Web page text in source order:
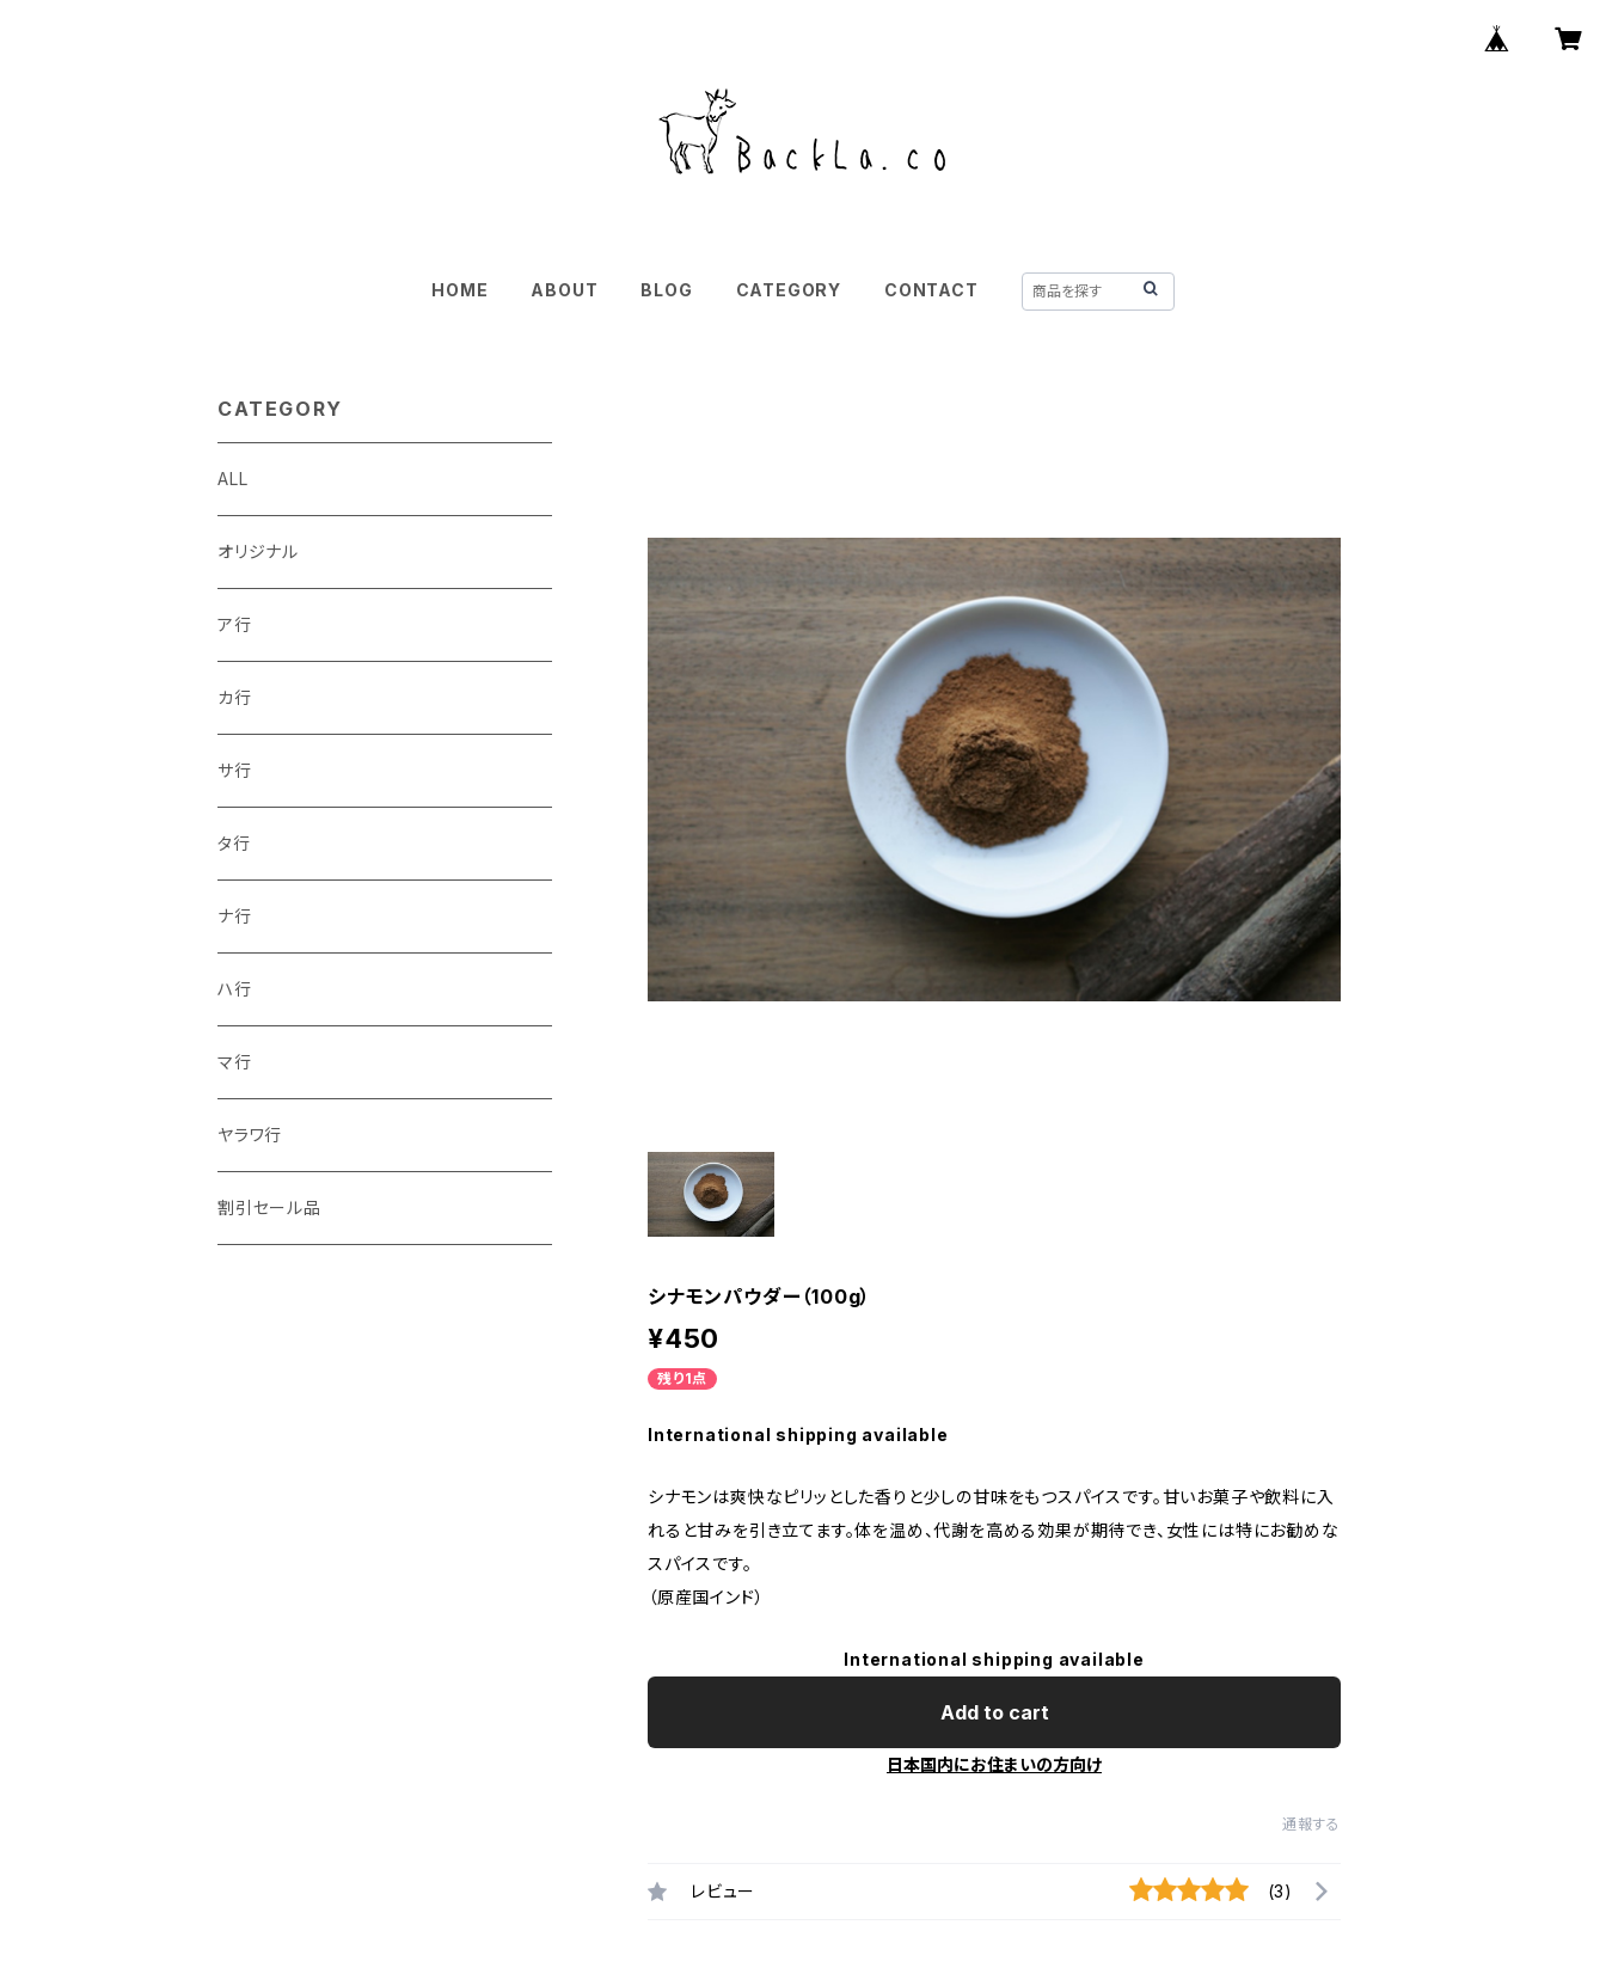
HOME ABOUT BLOG CATEGORY CONTACT
シナモンパウダー（100g）
¥450
残り1点
International shipping available
シナモンは爽快なピリッとした香りと少しの甘味をもつスパイスです。甘いお菓子や飲料に入
れると甘みを引き立てます。体を温め、代謝を高める効果が期待でき、女性には特にお勧めな
スパイスです。
（原産国インド）
International shipping available
Add to cart
日本国内にお住まいの方向け
通報する
レビュー (3)
CATEGORY
ALL
オリジナル
ア行
カ行
サ行
タ行
ナ行
ハ行
マ行
ヤラワ行
割引セール品